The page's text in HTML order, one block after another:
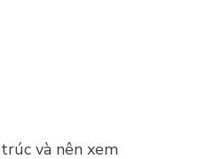
và nên xem